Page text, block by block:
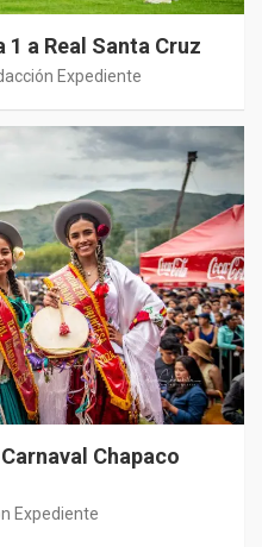
1 a Real Santa Cruz
Expediente
Chapaco
Expediente